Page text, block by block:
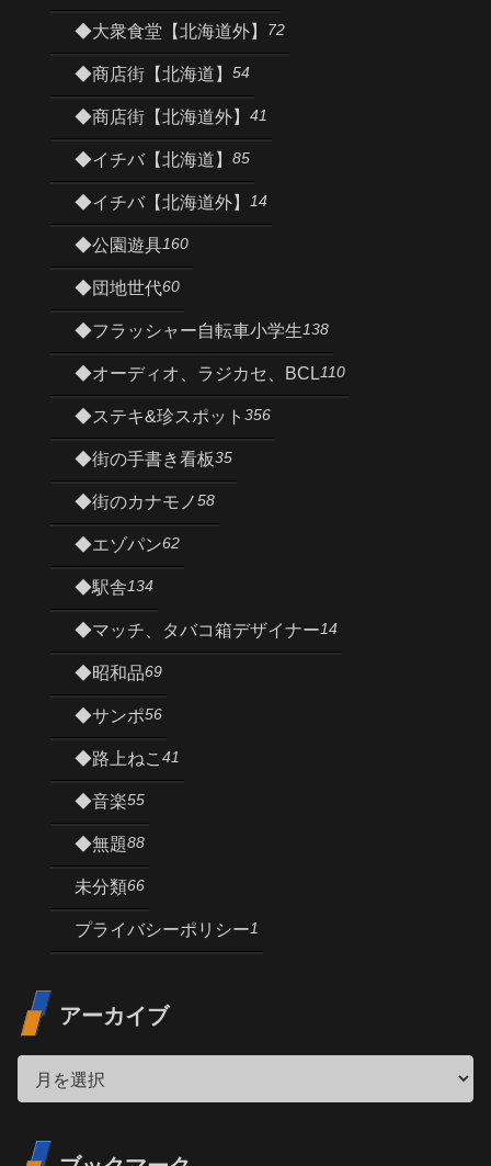
◆大衆食堂【北海道外】 72
◆商店街【北海道】 54
◆商店街【北海道外】 41
◆イチバ【北海道】 85
◆イチバ【北海道外】 14
◆公園遊具160
◆団地世代60
◆フラッシャー自転車小学生138
◆オーディオ、ラジカセ、BCL110
◆ステキ&珍スポット 356
◆街の手書き看板35
◆街のカナモノ58
◆エゾパン62
◆駅舎134
◆マッチ、タバコ箱デザイナー14
◆昭和品69
◆サンポ56
◆路上ねこ 41
◆音楽55
◆無題88
未分類66
プライバシーポリシー1
アーカイブ